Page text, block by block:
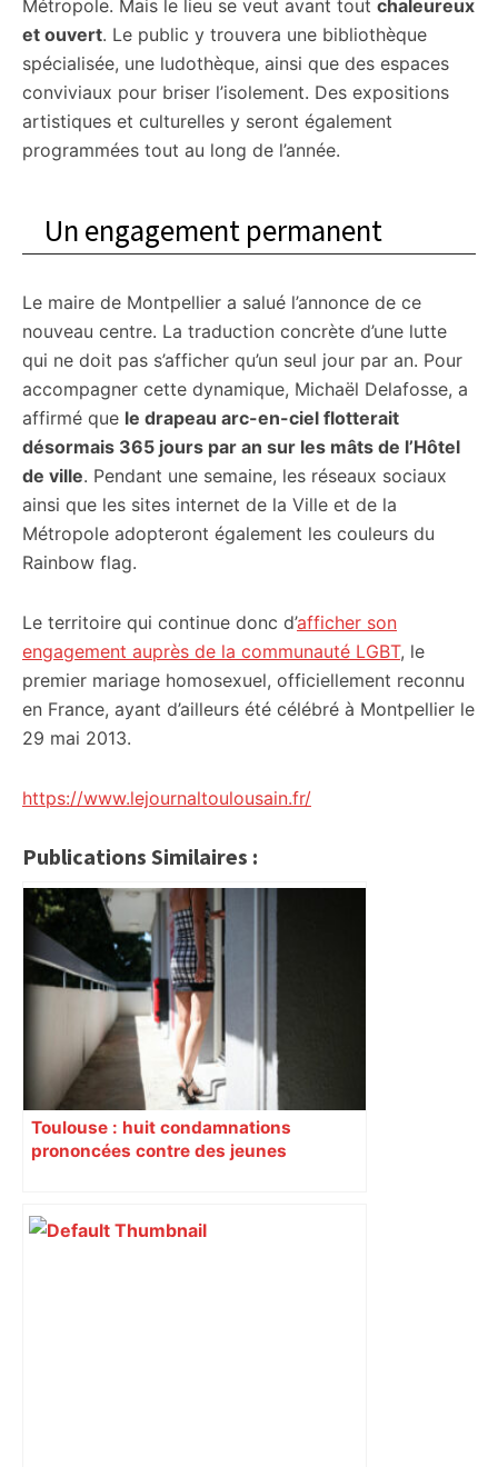
Métropole. Mais le lieu se veut avant tout chaleureux
et ouvert. Le public y trouvera une bibliothèque
spécialisée, une ludothèque, ainsi que des espaces
conviviaux pour briser l’isolement. Des expositions
artistiques et culturelles y seront également
programmées tout au long de l’année.
Un engagement permanent
Le maire de Montpellier a salué l’annonce de ce
nouveau centre. La traduction concrète d’une lutte
qui ne doit pas s’afficher qu’un seul jour par an. Pour
accompagner cette dynamique, Michaël Delafosse, a
affirmé que le drapeau arc-en-ciel flotterait
désormais 365 jours par an sur les mâts de l’Hôtel
de ville. Pendant une semaine, les réseaux sociaux
ainsi que les sites internet de la Ville et de la
Métropole adopteront également les couleurs du
Rainbow flag.
Le territoire qui continue donc d’afficher son
engagement auprès de la communauté LGBT, le
premier mariage homosexuel, officiellement reconnu
en France, ayant d’ailleurs été célébré à Montpellier le
29 mai 2013.
https://www.lejournaltoulousain.fr/
Publications Similaires :
Toulouse : huit condamnations
prononcées contre des jeunes